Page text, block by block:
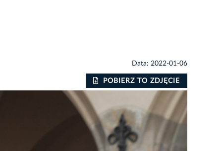
Data: 2022-01-06
POBIERZ TO ZDJĘCIE